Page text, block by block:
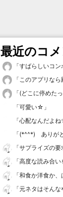
最近のコメ
「すばらしいコン
「このアプリなら
「(どこに停めた
「可愛い☆ 」
「心配なんだよね
「(*^^*) ありが
「サプライズの
「高度な読み合い
「和食か洋食か
「元ネタはそんな